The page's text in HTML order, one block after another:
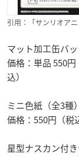
引用：「サンリオアニ
マット加工缶バ
価格：単品 550
込）
ミニ色紙（全3種）
価格：550円（税
星型ナスカン付